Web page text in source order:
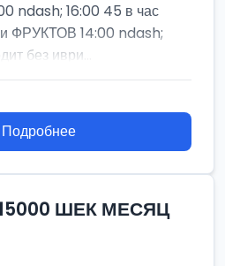
ndash; 16:00 45 в час
14:00 ndash;
без иври...
Подробнее
ШЕК МЕСЯЦ